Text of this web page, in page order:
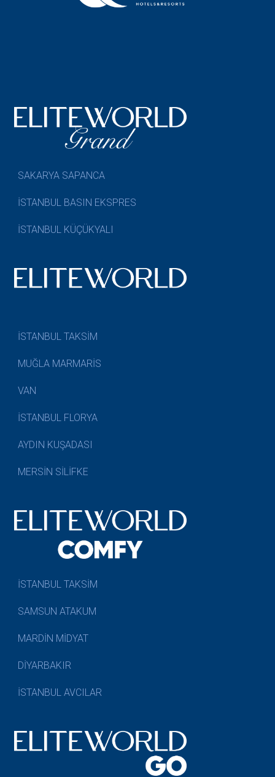
SAKARYA SAPANCA
İSTANBUL BASIN EKSPRES
İSTANBUL KÜÇÜKYALI
İSTANBUL TAKSİM
MUĞLA MARMARİS
VAN
İSTANBUL FLORYA
AYDIN KUŞADASI
MERSİN SİLİFKE
İSTANBUL TAKSİM
SAMSUN ATAKUM
MARDİN MİDYAT
DİYARBAKIR
İSTANBUL AVCILAR